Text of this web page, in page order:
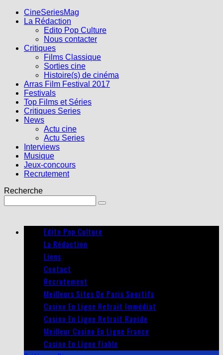
CineSeriesMag
La Rédaction
Edito Pop Culture
Nous contacter
Critiques
Films Classique
Sorties cine
Histoire(s) de cinéma
Arras Film Festival 2017
Festivals
Top Films et Séries
Critiques Series
News
Actu cine
Actu Series
Interviews
Musique
Jeux-concours
Recrutement
Recherche
Edito Pop Culture
La Rédaction
Liens
Contact
Recrutement
Meilleurs Sites De Paris Sportifs
Casino En Ligne Retrait Immédiat
Casino En Ligne Retrait Rapide
Meilleur Casino En Ligne France
Casino En Ligne Fiable